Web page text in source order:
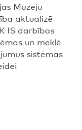
Muzeju
aktualizē
IS darbības
un meklē
sistēmas